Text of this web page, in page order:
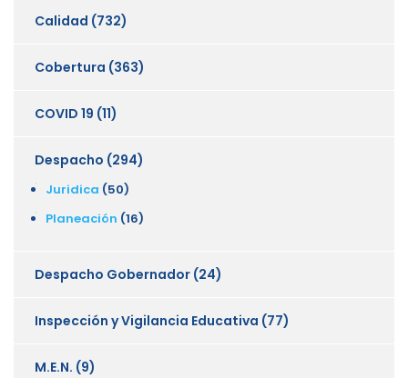
Calidad (732)
Cobertura (363)
COVID 19 (11)
Despacho (294)
Juridica (50)
Planeación (16)
Despacho Gobernador (24)
Inspección y Vigilancia Educativa (77)
M.E.N. (9)